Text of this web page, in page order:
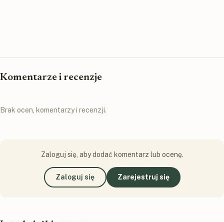
Komentarze i recenzje
Brak ocen, komentarzy i recenzji.
Zaloguj się, aby dodać komentarz lub ocenę.
Zaloguj się Zarejestruj się